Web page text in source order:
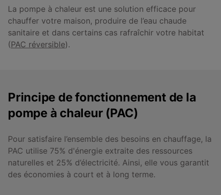
La pompe à chaleur est une solution efficace pour
chauffer votre maison, produire de l’eau chaude
sanitaire et dans certains cas rafraîchir votre habitat
(PAC réversible).
Principe de fonctionnement de la
pompe à chaleur (PAC)
Pour satisfaire l’ensemble des besoins en chauffage, la
PAC utilise 75% d'énergie extraite des ressources
naturelles et 25% d’électricité. Ainsi, elle vous garantit
des économies à court et à long terme.